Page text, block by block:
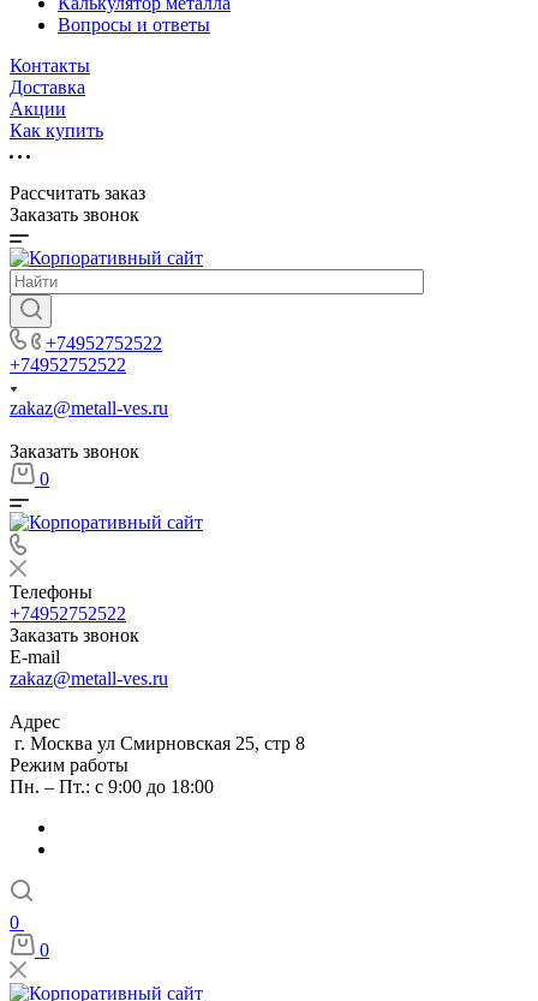
Вопросы и ответы
Контакты
Доставка
Акции
Как купить
Рассчитать заказ
Заказать звонок
+74952752522
+74952752522
zakaz@metall-ves.ru
Заказать звонок
0
Телефоны
+74952752522
Заказать звонок
E-mail
zakaz@metall-ves.ru
Адрес
г. Москва ул Смирновская 25, стр 8
Режим работы
Пн. – Пт.: с 9:00 до 18:00
0
0